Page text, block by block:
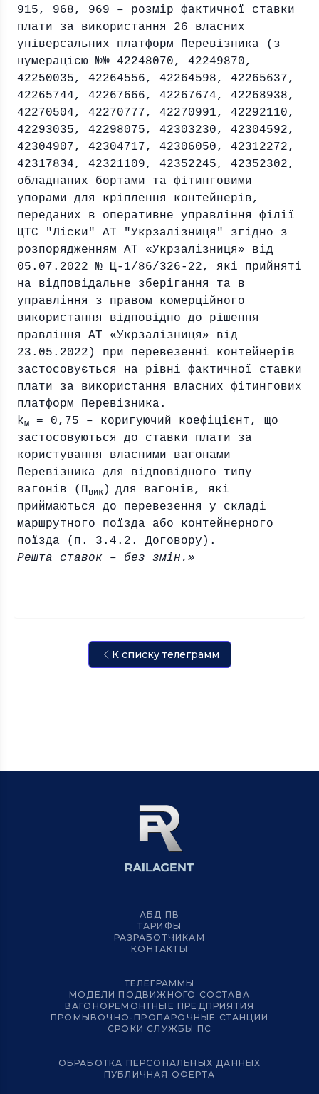
915, 968, 969 – розмір фактичної ставки
плати за використання 26 власних
універсальних платформ Перевізника (з
нумерацією №№ 42248070, 42249870,
42250035, 42264556, 42264598, 42265637,
42265744, 42267666, 42267674, 42268938,
42270504, 42270777, 42270991, 42292110,
42293035, 42298075, 42303230, 42304592,
42304907, 42304717, 42306050, 42312272,
42317834, 42321109, 42352245, 42352302,
обладнаних бортами та фітинговими
упорами для кріплення контейнерів,
переданих в оперативне управління філії
ЦТС "Ліски" АТ "Укрзалізниця" згідно з
розпорядженням АТ «Укрзалізниця» від
05.07.2022 № Ц-1/86/326-22, які прийняті
на відповідальне зберігання та в
управління з правом комерційного
використання відповідно до рішення
правління АТ «Укрзалізниця» від
23.05.2022) при перевезенні контейнерів
застосовується на рівні фактичної ставки
плати за використання власних фітингових
платформ Перевізника.
kм
= 0,75 – коригуючий коефіцієнт, що
застосовуються до ставки плати за
користування власними вагонами
Перевізника для відповідного типу
вагонів (Пвик ) для вагонів, які
приймаються до перевезення у складі
маршрутного поїзда або контейнерного
поїзда (п. 3.4.2. Договору).
Решта ставок – без змін.»
К списку телеграмм
АБД ПВ
ТАРИФЫ
РАЗРАБОТЧИКАМ
КОНТАКТЫ
ТЕЛЕГРАММЫ
МОДЕЛИ ПОДВИЖНОГО СОСТАВА
ВАГОНОРЕМОНТНЫЕ ПРЕДПРИЯТИЯ
ПРОМЫВОЧНО-ПРОПАРОЧНЫЕ СТАНЦИИ
СРОКИ СЛУЖБЫ ПС
ОБРАБОТКА ПЕРСОНАЛЬНЫХ ДАННЫХ
ПУБЛИЧНАЯ ОФЕРТА